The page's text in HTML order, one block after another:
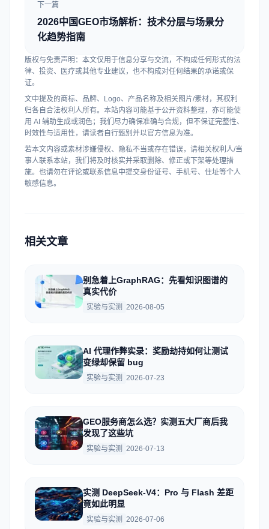
下一篇
2026中国GEO市场解析：技术分层与场景分
化趋势指南
版权与免责声明：本文仅用于信息分享与交流，不构成任何形式的法
律、投资、医疗或其他专业建议，也不构成对任何结果的承诺或保
证。
文中提及的商标、品牌、Logo、产品名称及相关图片/素材，其权利
归各自合法权利人所有。本站内容可能基于公开资料整理，亦可能使
用 AI 辅助生成或润色；我们尽力确保准确与合规，但不保证完整性、
时效性与适用性，请读者自行甄别并以官方信息为准。
若本文内容或素材涉嫌侵权、隐私不当或存在错误，请相关权利人/当
事人联系本站，我们将及时核实并采取删除、修正或下架等处理措
施。也请勿在评论或联系信息中提交身份证号、手机号、住址等个人
敏感信息。
相关文章
别急着上GraphRAG：先看知识图谱的
真实代价
实验与实测 2026-08-05
AI 代理作弊实录：奖励劫持如何让测试
变绿却保留 bug
实验与实测 2026-07-23
GEO服务商怎么选？实测五大厂商后我
发现了这些坑
实验与实测 2026-07-13
实测 DeepSeek-V4：Pro 与 Flash 差距
竟如此明显
实验与实测 2026-07-06